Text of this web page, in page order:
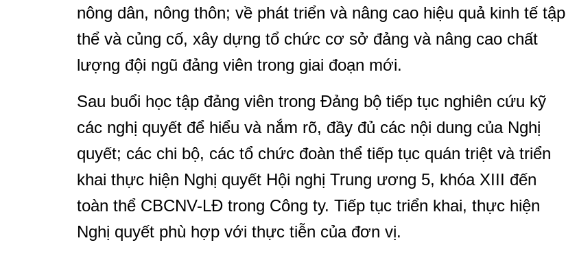
nông dân, nông thôn; về phát triển và nâng cao hiệu quả kinh tế tập
thể và củng cố, xây dựng tổ chức cơ sở đảng và nâng cao chất
lượng đội ngũ đảng viên trong giai đoạn mới.
Sau buổi học tập đảng viên trong Đảng bộ tiếp tục nghiên cứu kỹ
các nghị quyết để hiểu và nắm rõ, đầy đủ các nội dung của Nghị
quyết; các chi bộ, các tổ chức đoàn thể tiếp tục quán triệt và triển
khai thực hiện Nghị quyết Hội nghị Trung ương 5, khóa XIII đến
toàn thể CBCNV-LĐ trong Công ty. Tiếp tục triển khai, thực hiện
Nghị quyết phù hợp với thực tiễn của đơn vị.